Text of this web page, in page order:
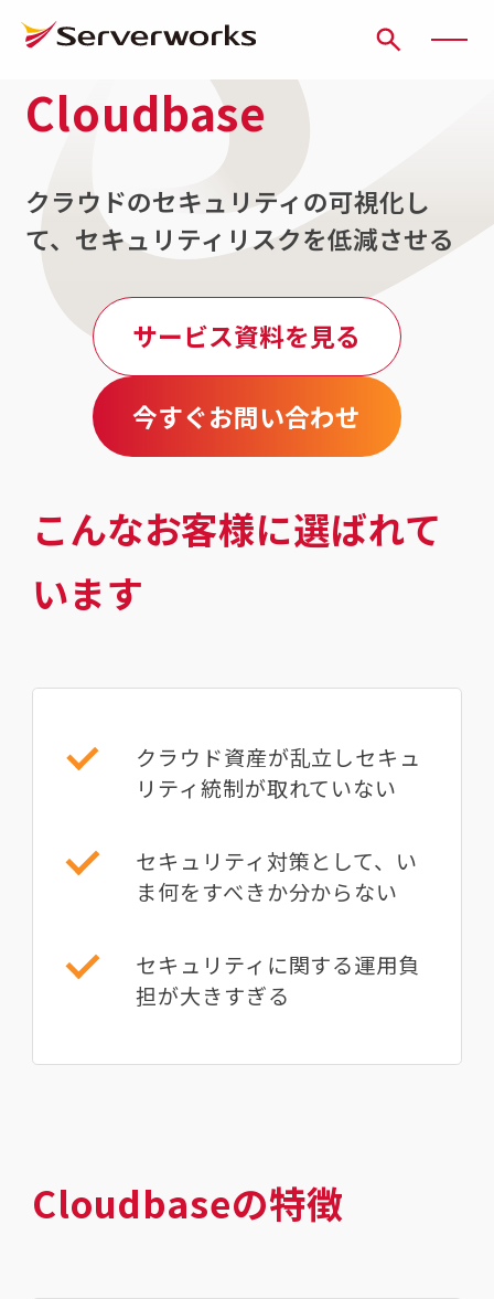
Cloudbase
クラウドのセキュリティの可視化し
て、セキュリティリスクを低減させる
サービス資料を見る
今すぐお問い合わせ
こんなお客様に選ばれて
います
クラウド資産が乱⽴しセキュ
リティ統制が取れていない
セキュリティ対策として、い
ま何をすべきか分からない
セキュリティに関する運用負
担が大きすぎる
Cloudbaseの特徴